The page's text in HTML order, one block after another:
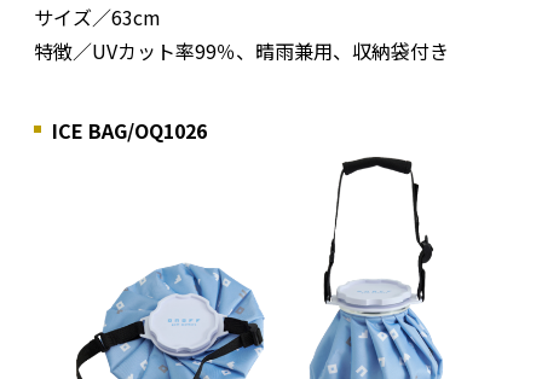
サイズ／63cm
特徴／UVカット率99％、晴雨兼用、収納袋付き
ICE BAG/OQ1026